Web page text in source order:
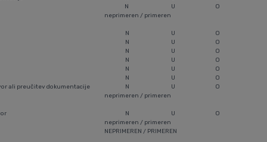
N
U
O
neprimeren / primeren
N U
O
N
U
O
N
U
O
N
U
O
N
U
O
N
U
O
ali preučitev dokumentacije
N U
O
neprimeren / primeren
N U
O
neprimeren / primeren
NEPRIMEREN / PRIMEREN